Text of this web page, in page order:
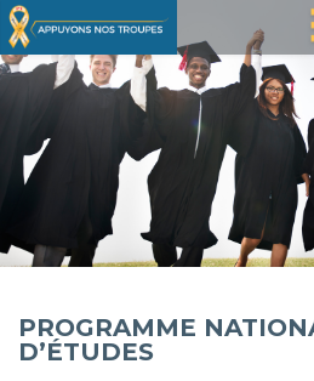
Passer
au
contenu
principal
PROGRAMME
D’ÉTUDES